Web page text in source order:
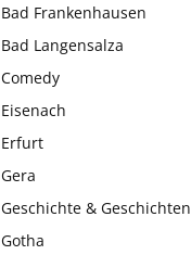
Bad Frankenhausen
Bad Langensalza
Comedy
Eisenach
Erfurt
Gera
Geschichte & Geschichten
Gotha